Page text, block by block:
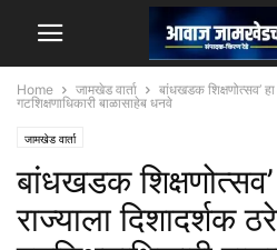
Home जामखेड वार्ता
बांधखडक शिक्षणोत्सव’
गटशिक्षणाधिकारी बाळासाहेब धनवे
जामखेड वार्ता
बांधखडक
राज्याला दिशादर्शक